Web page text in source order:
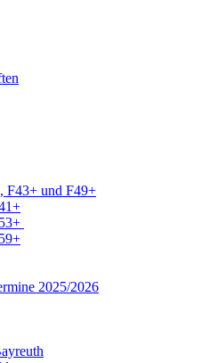
F43+ und F49+
2025/2026